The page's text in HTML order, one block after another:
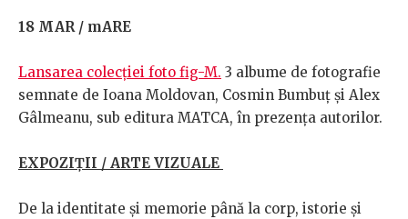
18 MAR / mARE
Lansarea colecției foto fig-M. 3 albume de fotografie
semnate de Ioana Moldovan, Cosmin Bumbuț și Alex
Gâlmeanu, sub editura MATCA, în prezența autorilor.
EXPOZIȚII / ARTE VIZUALE
De la identitate și memorie până la corp, istorie și